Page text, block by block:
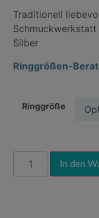
Traditionell
Silber
Ringgrößen-
Ringgröße
In den